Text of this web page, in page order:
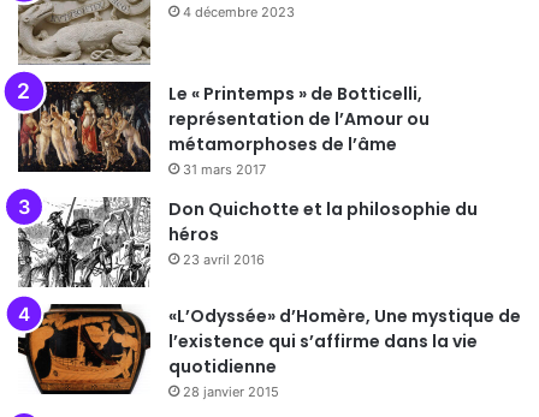
4 décembre 2023
Le « Printemps » de Botticelli,
représentation de l’Amour ou
métamorphoses de l’âme
31 mars 2017
Don Quichotte et la philosophie du
héros
23 avril 2016
«L’Odyssée» d’Homère, Une mystique de
l’existence qui s’affirme dans la vie
quotidienne
28 janvier 2015